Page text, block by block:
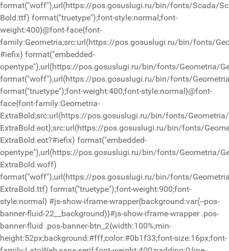
format("woff"),url(https://pos.gosuslugi.ru/bin/fonts/Scada/
Bold.ttf) format("truetype");font-style:normal;font-
weight:400}@font-face{font-
family:Geometria;src:url(https://pos.gosuslugi.ru/bin/fonts/
#iefix) format("embedded-
opentype"),url(https://pos.gosuslugi.ru/bin/fonts/Geometria/
format("woff"),url(https://pos.gosuslugi.ru/bin/fonts/
format("truetype");font-weight:400;font-style:normal}@font-
face{font-family:Geometria-
ExtraBold;src:url(https://pos.gosuslugi.ru/bin/fonts/
ExtraBold.eot);src:url(https://pos.gosuslugi.ru/bin/fonts/
ExtraBold.eot?#iefix) format("embedded-
opentype"),url(https://pos.gosuslugi.ru/bin/fonts/Geometria/
ExtraBold.woff)
format("woff"),url(https://pos.gosuslugi.ru/bin/fonts/
ExtraBold.ttf) format("truetype");font-weight:900;font-
style:normal} #js-show-iframe-wrapper{background:var(--pos-
banner-fluid-22__background)}#js-show-iframe-wrapper .pos-
banner-fluid .pos-banner-btn_2{width:100%;min-
height:52px;background:#fff;color:#0b1f33;font-size:16px;font-